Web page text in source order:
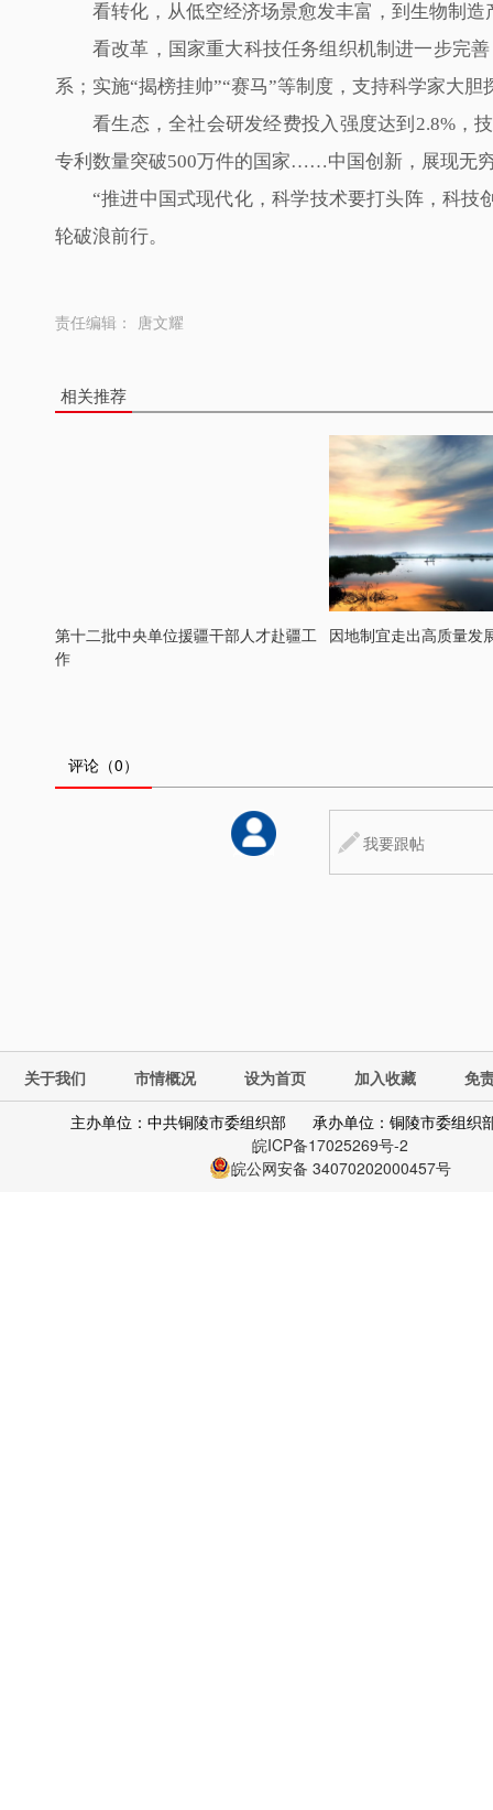
看转化，从低空经济场景愈发丰富，到生物制
看改革，国家重大科技任务组织机制进一步完
系；实施“揭榜挂帅”“赛马”等制度，支持科学家大
看生态，全社会研发经费投入强度达到2.8%，
专利数量突破500万件的国家……中国创新，展现无
“推进中国式现代化，科学技术要打头阵，科
轮破浪前行。
责任编辑： 唐文耀
相关推荐
第十二批中央单位援疆干部人才赴疆工
作
因地制宜走出高质量发
评论 （0）
关于我们 市情概况 设为首页 加入收藏
免
主办单位：中共铜陵市委组织部
承办单位：铜陵市委组织
皖ICP备17025269号-2
皖公网安备 34070202000457号